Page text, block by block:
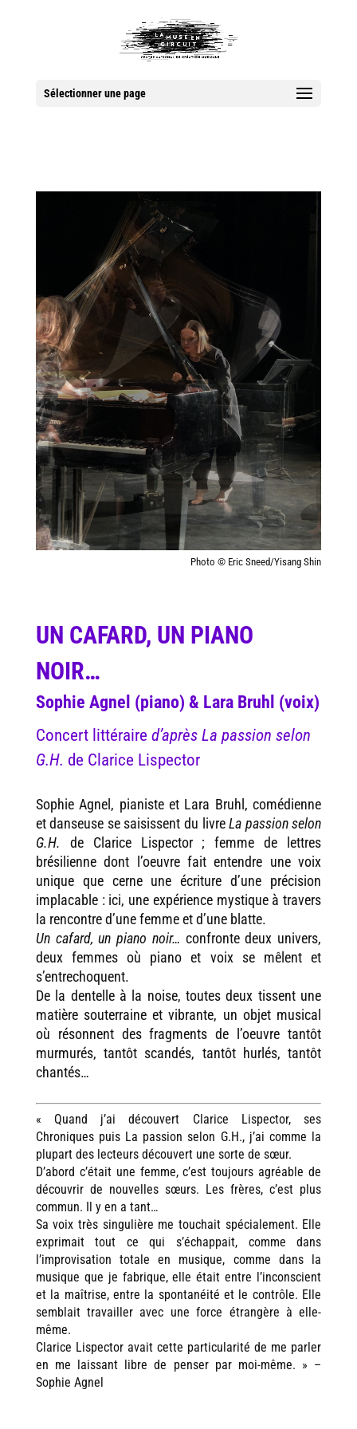
Sélectionner une page
Photo © Eric Sneed/Yisang Shin
UN CAFARD, UN PIANO
NOIR…
Sophie Agnel (piano) & Lara Bruhl (voix)
Concert littéraire d’après La passion selon
G.H. de Clarice Lispector
Sophie Agnel, pianiste et Lara Bruhl, comédienne
et danseuse se saisissent du livreLa passion selon
G.H. de Clarice Lispector ; femme de lettres
brésilienne dont l’oeuvre fait entendre une voix
unique que cerne une écriture d’une précision
implacable : ici, une expérience mystique à travers
la rencontre d’une femme et d’une blatte.
Un cafard, un piano noir… confronte deux univers,
deux femmes où piano et voix se mêlent et
s’entrechoquent.
De la dentelle à la noise, toutes deux tissent une
matière souterraine et vibrante, un objet musical
où résonnent des fragments de l’oeuvre tantôt
murmurés, tantôt scandés, tantôt hurlés, tantôt
chantés…
« Quand j’ai découvert Clarice Lispector, ses
Chroniques puis La passion selon G.H., j’ai comme la
plupart des lecteurs découvert une sorte de sœur.
D’abord c’était une femme, c’est toujours agréable de
découvrir de nouvelles sœurs. Les frères, c’est plus
commun. Il y en a tant…
Sa voix très singulière me touchait spécialement. Elle
exprimait tout ce qui s’échappait, comme dans
l’improvisation totale en musique, comme dans la
musique que je fabrique, elle était entre l’inconscient
et la maîtrise, entre la spontanéité et le contrôle. Elle
semblait travailler avec une force étrangère à elle-
même.
Clarice Lispector avait cette particularité de me parler
en me laissant libre de penser par moi-même. » –
Sophie Agnel